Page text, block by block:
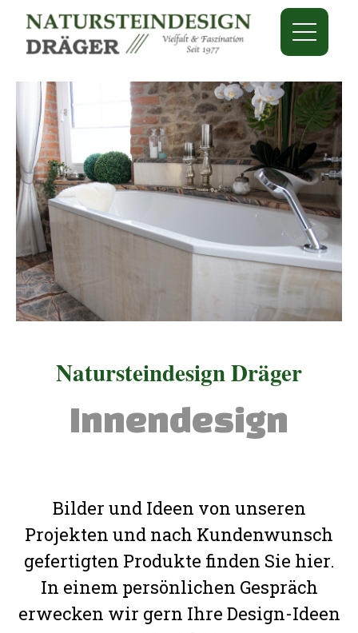
Natursteindesign Dräger
Innendesign
Bilder und Ideen von unseren
Projekten und nach Kundenwunsch
gefertigten Produkte finden Sie hier.
In einem persönlichen Gespräch
erwecken wir gern Ihre Design-Ideen